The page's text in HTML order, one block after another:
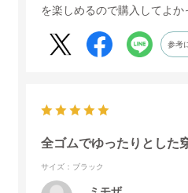
を楽しめるので購入してよか
参考
全ゴムでゆったりとした
サイズ：ブラック